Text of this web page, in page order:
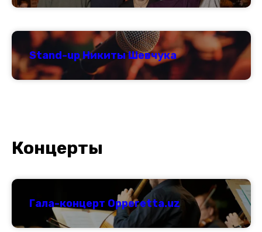
Stand-up Никиты Шевчука
Концерты
Гала-концерт Opperetta.uz